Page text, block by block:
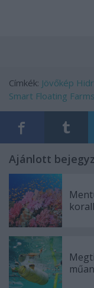
Címkék: Jövőkép
Smart Floating Farms
Ajánlott